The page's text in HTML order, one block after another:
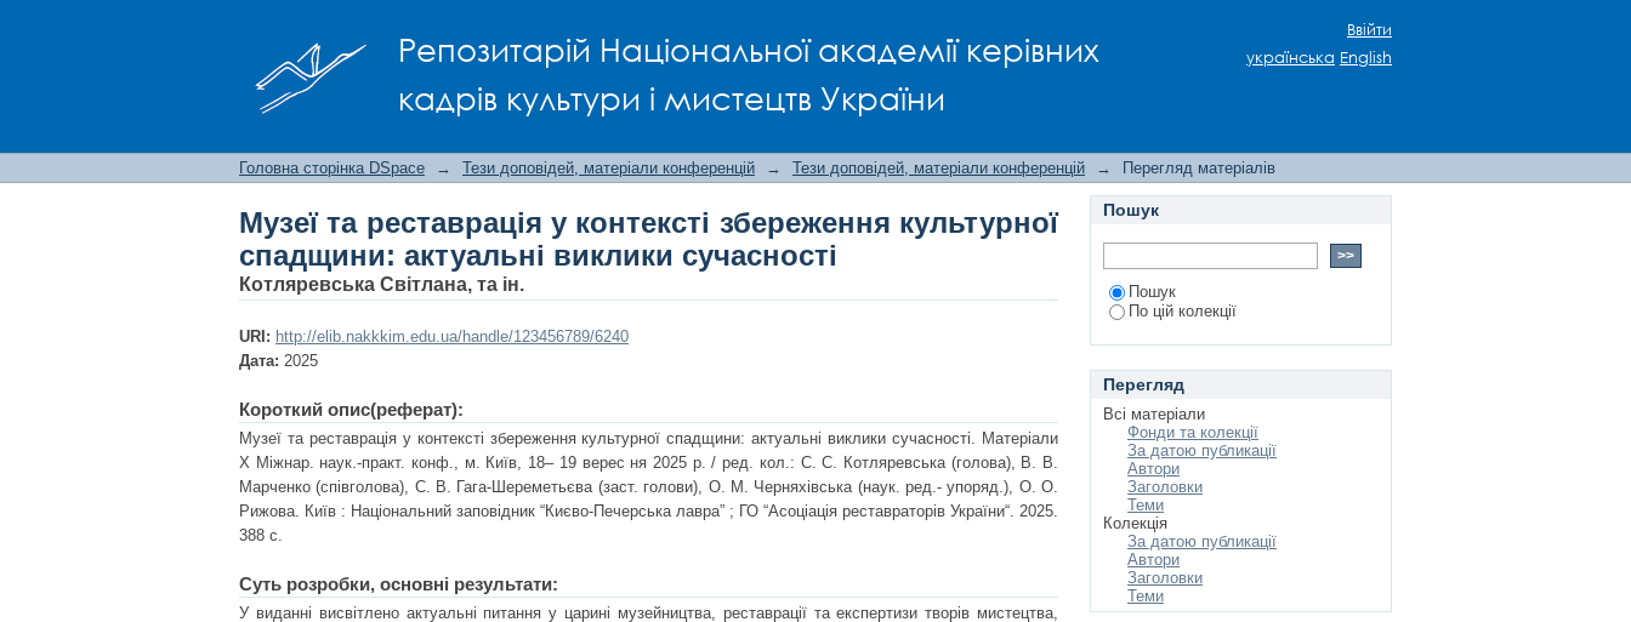
Репозитарій Національної академії керівних
кадрів культури і мистецтв України
Музеї та реставрація у контексті збереження культурної спадщини: актуальні
виклики сучасності
Ввійти
українська English
Головна сторінка DSpace → Тези доповідей, матеріали конференцій → Тези доповідей, матеріали конференцій → Перегляд матеріалів
Музеї та реставрація у контексті збереження культурної
спадщини: актуальні виклики сучасності
Котляревська Світлана, та ін.
URI: http://elib.nakkkim.edu.ua/handle/123456789/6240
Дата: 2025
Короткий опис(реферат):
Музеї та реставрація у контексті збереження культурної спадщини: актуальні виклики сучасності. Матеріали
X Міжнар. наук.-практ. конф., м. Київ, 18– 19 верес ня 2025 р. / ред. кол.: C. C. Котляревська (голова), В. В.
Марченко (співголова), С. В. Гага-Шереметьєва (заст. голови), О. М. Черняхівська (наук. ред.- упоряд.), О. О.
Рижова. Київ : Національний заповідник “Києво-Печерська лавра” ; ГО “Асоціація реставраторів України“. 2025.
388 с.
Суть розробки, основні результати:
У виданні висвітлено актуальні питання у царині музейництва, реставрації та експертизи творів мистецтва,
Пошук
Пошук
По цій колекції
Перегляд
Всі матеріали
Фонди та колекції
За датою публикації
Автори
Заголовки
Теми
Колекція
За датою публикації
Автори
Заголовки
Теми